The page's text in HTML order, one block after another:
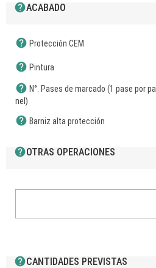
helpACABADO
help Protección CEM
help Pintura
help N°. Pases de marcado (1 pase por pa
nel)
help Barniz alta protección
helpOTRAS OPERACIONES
helpCANTIDADES PREVISTAS